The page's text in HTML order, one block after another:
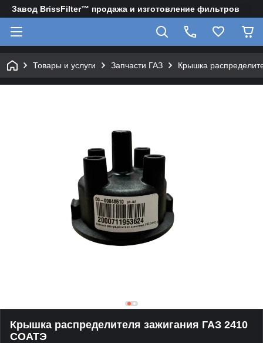
Завод BrissFilter™ продажа и изготовление фильтров
Товары и услуги Запчасти ГАЗ Крышка
Крышка распределителя зажигания ГАЗ 2410
СОАТЭ